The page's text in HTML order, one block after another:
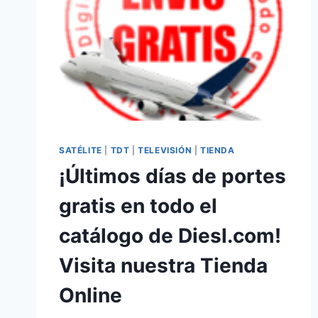
SATÉLITE TDT |TELEVISIÓN TIENDA
¡Últimos días de portes
gratis en todo el
catálogo de Diesl.com!
Visita nuestra Tienda
Online